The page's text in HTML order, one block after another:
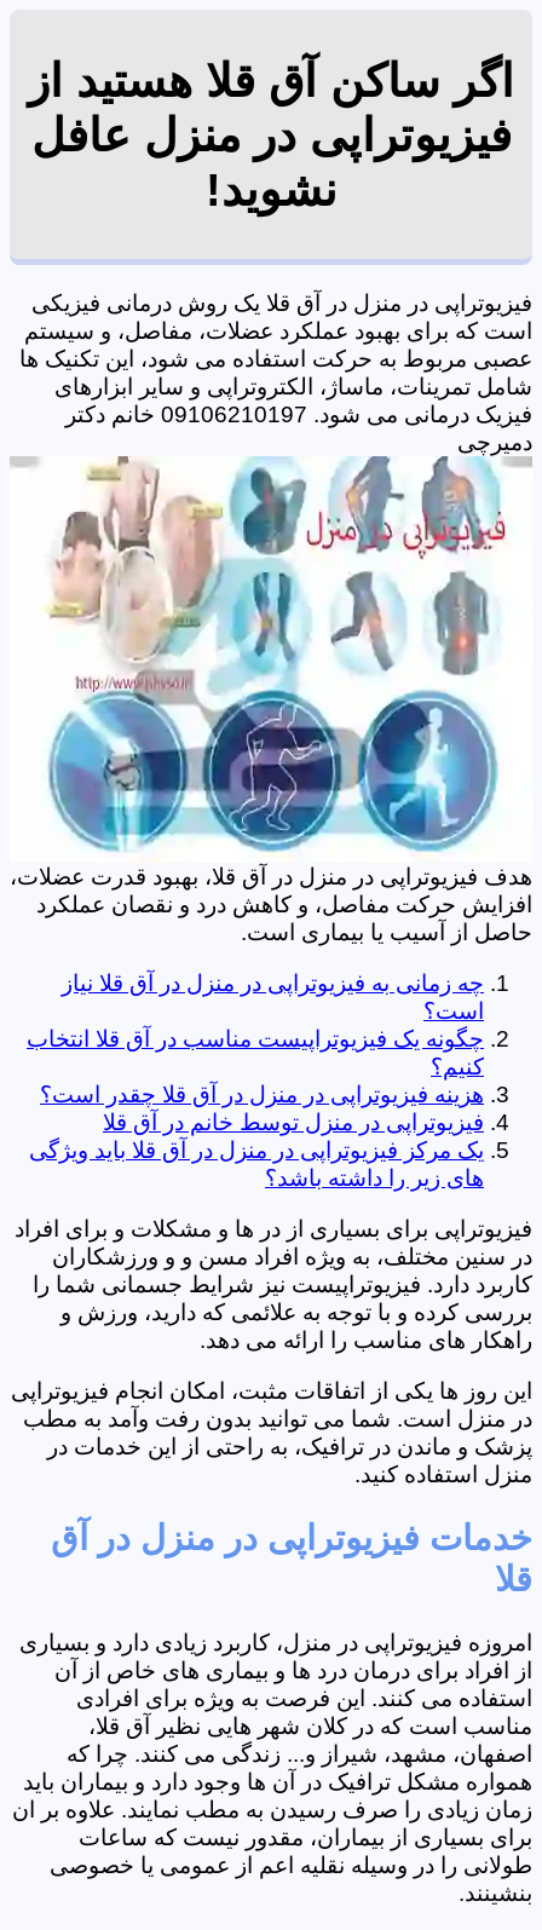
اگر ساکن آق قلا هستید از
فیزیوتراپی در منزل عافل
نشوید!
فیزیوتراپی در منزل در آق قلا یک روش درمانی فیزیکی
است که برای بهبود عملکرد عضلات، مفاصل، و سیستم
عصبی مربوط به حرکت استفاده می شود، این تکنیک ها
شامل تمرینات، ماساژ، الکتروتراپی و سایر ابزارهای
فیزیک درمانی می شود. 09106210197 خانم دکتر
دمیرچی
هدف فیزیوتراپی در منزل در آق قلا، بهبود قدرت عضلات،
افزایش حرکت مفاصل، و کاهش درد و نقصان عملکرد
حاصل از آسیب یا بیماری است.
چه زمانی به فیزیوتراپی در منزل در آق قلا نیاز
است؟
چگونه یک فیزیوتراپیست مناسب در آق قلا انتخاب
کنیم؟
هزینه فیزیوتراپی در منزل در آق قلا چقدر است؟
فیزیوتراپی در منزل توسط خانم در آق قلا
یک مرکز فیزیوتراپی در منزل در آق قلا باید ویژگی
های زیر را داشته باشد؟
فیزیوتراپی برای بسیاری از در ها و مشکلات و برای افراد
در سنین مختلف، به ویژه افراد مسن و و ورزشکاران
کاربرد دارد. فیزیوتراپیست نیز شرایط جسمانی شما را
بررسی کرده و با توجه به علائمی که دارید، ورزش و
راهکار های مناسب را ارائه می دهد.
این روز ها یکی از اتفاقات مثبت، امکان انجام فیزیوتراپی
در منزل است. شما می توانید بدون رفت وآمد به مطب
پزشک و ماندن در ترافیک، به راحتی از این خدمات در
منزل استفاده کنید.
خدمات فیزیوتراپی در منزل در آق
قلا
امروزه فیزیوتراپی در منزل، کاربرد زیادی دارد و بسیاری
از افراد برای درمان درد ها و بیماری های خاص از آن
استفاده می کنند. این فرصت به ویژه برای افرادی
مناسب است که در کلان شهر هایی نظیر آق قلا،
اصفهان، مشهد، شیراز و... زندگی می کنند. چرا که
همواره مشکل ترافیک در آن ها وجود دارد و بیماران باید
زمان زیادی را صرف رسیدن به مطب نمایند. علاوه بر ان
برای بسیاری از بیماران، مقدور نیست که ساعات
طولانی را در وسیله نقلیه اعم از عمومی یا خصوصی
بنشینند.